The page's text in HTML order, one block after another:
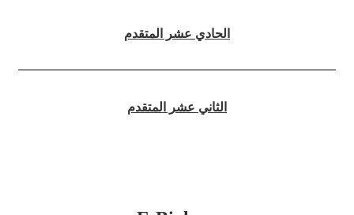
الحادي عشر المتقدم
الثاني عشر المتقدم